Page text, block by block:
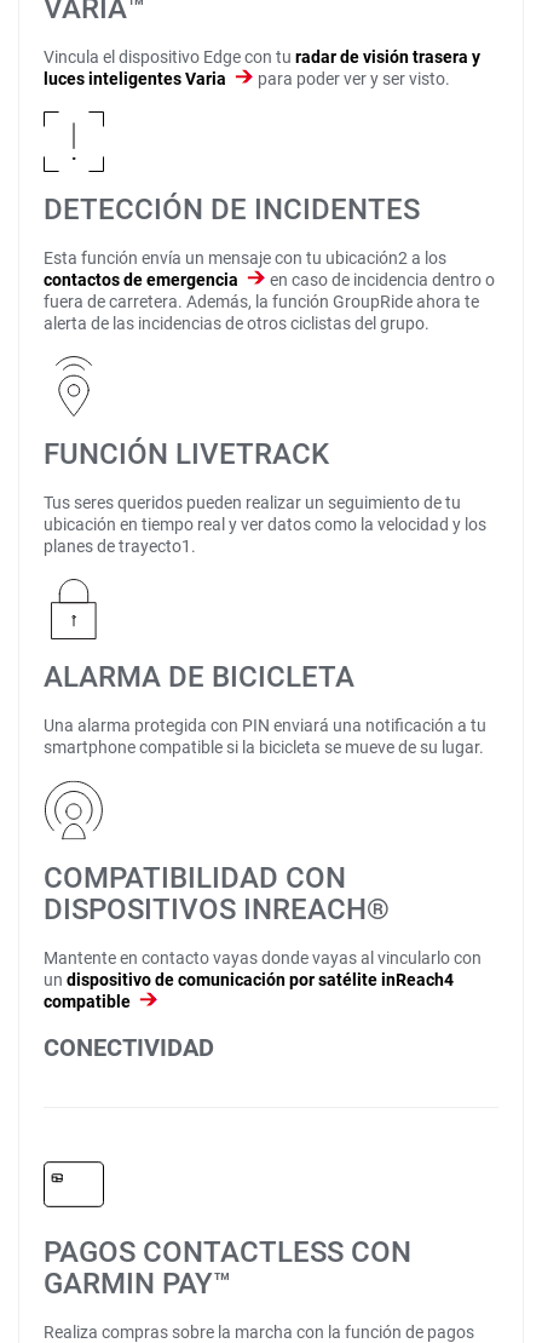
VARIA™
Vincula el dispositivo Edge con tu radar de visión trasera y
luces inteligentes Varia
para poder ver y ser visto.
DETECCIÓN DE INCIDENTES
Esta función envía un mensaje con tu ubicación2 a los
contactos de emergencia
en caso de incidencia dentro o
fuera de carretera. Además, la función GroupRide ahora te
alerta de las incidencias de otros ciclistas del grupo.
FUNCIÓN LIVETRACK
Tus seres queridos pueden realizar un seguimiento de tu
ubicación en tiempo real y ver datos como la velocidad y los
planes de trayecto1.
ALARMA DE BICICLETA
Una alarma protegida con PIN enviará una notificación a tu
smartphone compatible si la bicicleta se mueve de su lugar.
COMPATIBILIDAD CON
DISPOSITIVOS INREACH®
Mantente en contacto vayas donde vayas al vincularlo con
un dispositivo de comunicación por satélite inReach4
compatible
CONECTIVIDAD
PAGOS CONTACTLESS CON
GARMIN PAY™
Realiza compras sobre la marcha con la función de pagos